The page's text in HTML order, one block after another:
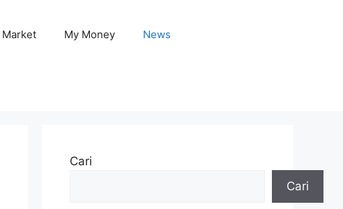
Market My Money News
Cari
Cari